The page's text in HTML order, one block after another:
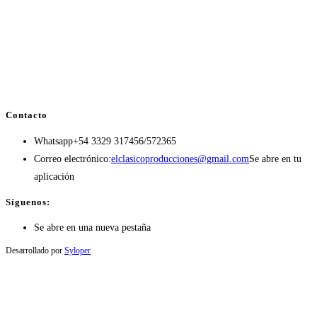
Contacto
Whatsapp+54 3329 317456/572365
Correo electrónico:elclasicoproducciones@gmail.comSe abre en tu
aplicación
Síguenos:
Se abre en una nueva pestaña
Desarrollado por Syloper